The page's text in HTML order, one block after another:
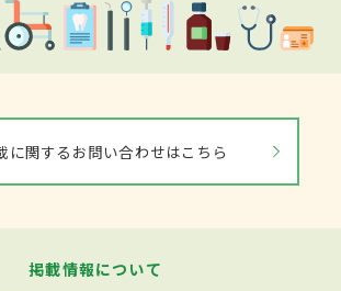
に関するお問い合わせはこちら
掲載情報について